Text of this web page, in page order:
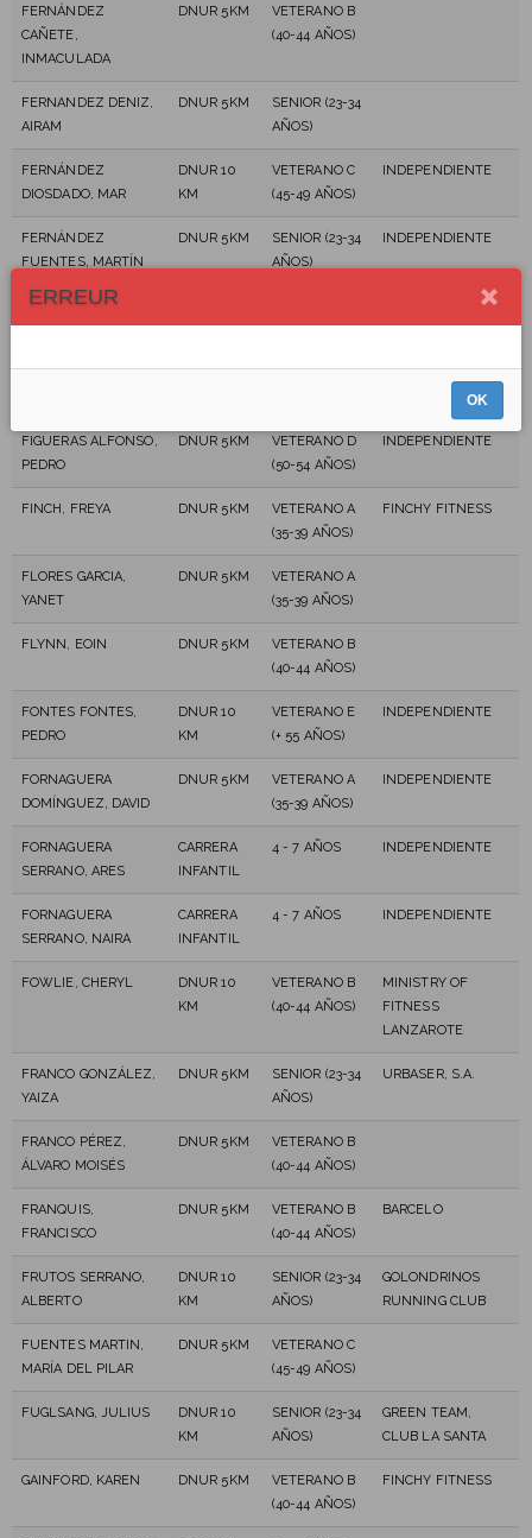
FERNÁNDEZ
CAÑETE,
INMACULADA
DNUR 5KM
VETERANO B
(40-44 AÑOS)
FERNANDEZ DENIZ,
AIRAM
DNUR 5KM
SENIOR (23-34
AÑOS)
FERNÁNDEZ
DIOSDADO, MAR
DNUR 10
KM
VETERANO C
(45-49 AÑOS)
INDEPENDIENTE
FERNÁNDEZ
FUENTES, MARTÍN
DNUR 5KM
SENIOR (23-34
AÑOS)
INDEPENDIENTE
FERNÁNDEZ
MAESTRE, JOSÉ
KM
AÑOS)
TRIATLÓN
FERNANDEZ TAVIO,
DNUR 5KM
SENIOR (23-34
INDEPENDIENTE
FIGUERAS ALFONSO,
PEDRO
DNUR 5KM
VETERANO D
(50-54 AÑOS)
INDEPENDIENTE
FINCH, FREYA DNUR 5KM
VETERANO A
(35-39 AÑOS)
FINCHY FITNESS
FLORES GARCIA,
YANET
DNUR 5KM
VETERANO A
(35-39 AÑOS)
FLYNN, EOIN DNUR 5KM
VETERANO B
(40-44 AÑOS)
FONTES FONTES,
PEDRO
DNUR 10
KM
VETERANO E
(+ 55 AÑOS)
INDEPENDIENTE
FORNAGUERA
DOMÍNGUEZ, DAVID
DNUR 5KM
VETERANO A
(35-39 AÑOS)
INDEPENDIENTE
FORNAGUERA
SERRANO, ARES
CARRERA
INFANTIL
4 - 7 AÑOS INDEPENDIENTE
FORNAGUERA
SERRANO, NAIRA
CARRERA
INFANTIL
4 - 7 AÑOS INDEPENDIENTE
FOWLIE, CHERYL
DNUR 10
KM
VETERANO B
(40-44 AÑOS)
MINISTRY OF
FITNESS
LANZAROTE
FRANCO GONZÁLEZ,
YAIZA
DNUR 5KM
SENIOR (23-34
AÑOS)
URBASER, S.A.
FRANCO PÉREZ,
ÁLVARO MOISÉS
DNUR 5KM
VETERANO B
(40-44 AÑOS)
FRANQUIS,
FRANCISCO
DNUR 5KM
VETERANO B
(40-44 AÑOS)
BARCELO
FRUTOS SERRANO,
ALBERTO
DNUR 10
KM
SENIOR (23-34
AÑOS)
GOLONDRINOS
RUNNING CLUB
FUENTES MARTIN,
MARÍA DEL PILAR
DNUR 5KM
VETERANO C
(45-49 AÑOS)
FUGLSANG, JULIUS
DNUR 10
KM
SENIOR (23-34
AÑOS)
GREEN TEAM,
CLUB LA SANTA
GAINFORD, KAREN DNUR 5KM
VETERANO B
(40-44 AÑOS)
FINCHY FITNESS
ERREUR
OK